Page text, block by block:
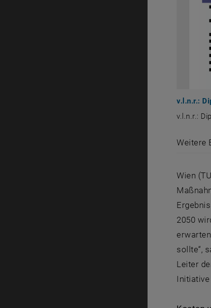
v.l.n.r.:
v.l.n.r.:
Weitere
Wien
2050
sollte“,
Leiter
Initiative